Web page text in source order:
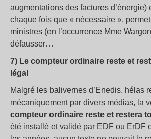
augmentations des factures d’énergie)
chaque fois que « nécessaire »,
ministres (en l’occurrence Mme
défausser…
7) Le compteur ordinaire reste et
légal
Malgré les balivernes d’Enedis, hélas
mécaniquement par divers médias, la
compteur ordinaire reste et restera
été installé et validé par EDF ou ErDF